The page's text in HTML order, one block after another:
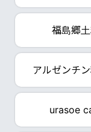
福島郷
アルゼンチ
urasoe